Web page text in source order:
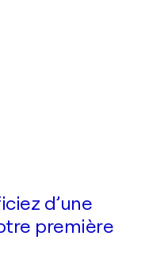
d’une
première